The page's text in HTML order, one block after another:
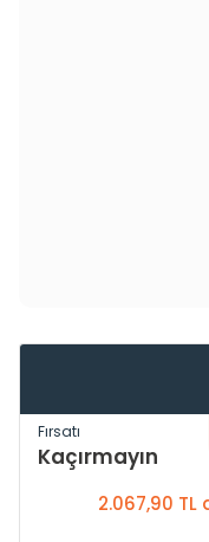
Fırsatı
Kaçırmayın
2.067,90